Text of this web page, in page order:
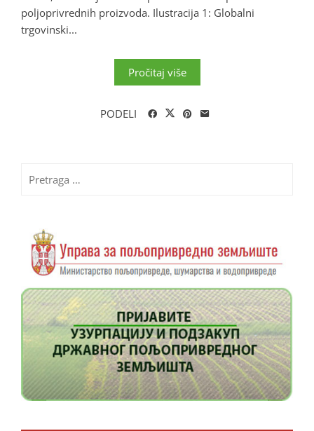
poljoprivrednih proizvoda. Ilustracija 1: Globalni
trgovinski...
Pročitaj više
PODELI
za: